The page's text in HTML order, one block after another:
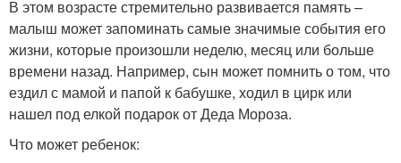
В этом возрасте стремительно развивается память –
малыш может запоминать самые значимые события его
жизни, которые произошли неделю, месяц или больше
времени назад. Например, сын может помнить о том, что
ездил с мамой и папой к бабушке, ходил в цирк или
нашел под елкой подарок от Деда Мороза.
Что может ребенок: